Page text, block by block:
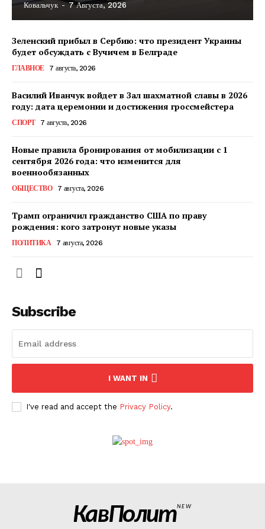
О нас
Политика конфиденциальности
Ковальчук - 7 Августа, 2026
Зеленский прибыл в Сербию: что президент Украины
будет обсуждать с Вучичем в Белграде
ГЛАВНОЕ 7 августа, 2026
Василий Иванчук войдет в Зал шахматной славы в 2026
году: дата церемонии и достижения гроссмейстера
СПОРТ 7 августа, 2026
Новые правила бронирования от мобилизации с 1
сентября 2026 года: что изменится для
военнообязанных
ОБЩЕСТВО 7 августа, 2026
Трамп ограничил гражданство США по праву
рождения: кого затронут новые указы
ПОЛИТИКА 7 августа, 2026
Subscribe
I WANT IN
I've read and accept the Privacy Policy.
КавПолитNEW